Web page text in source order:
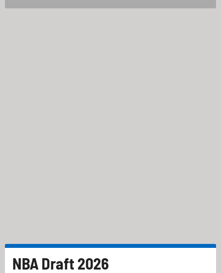
NBA Draft 2026